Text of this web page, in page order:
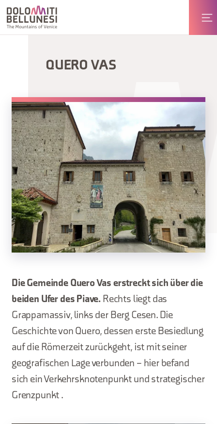
QUERO VAS
Die Gemeinde Quero Vas erstreckt sich über die
beiden Ufer des Piave. Rechts liegt das
Grappamassiv, links der Berg Cesen. Die
Geschichte von Quero, dessen erste Besiedlung
auf die Römerzeit zurückgeht, ist mit seiner
geografischen Lage verbunden – hier befand
sich ein Verkehrsknotenpunkt und strategischer
Grenzpunkt .